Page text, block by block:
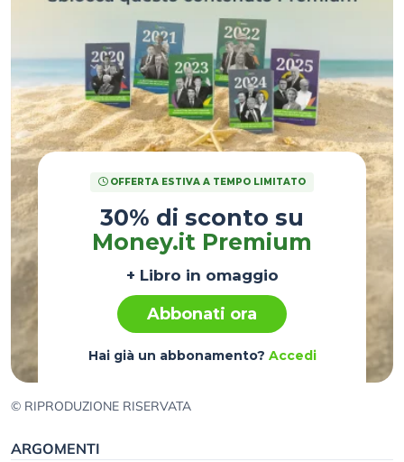
OFFERTA ESTIVA A TEMPO LIMITATO
30% di sconto su
Money.it Premium
+ Libro in omaggio
Abbonati ora
Hai già un abbonamento? Accedi
© RIPRODUZIONE RISERVATA
ARGOMENTI